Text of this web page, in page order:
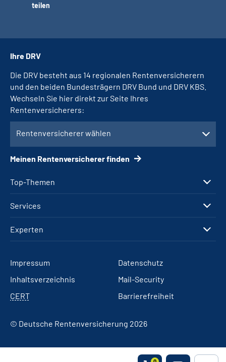
teilen
Top-Themen
Services
Experten
Ihre DRV
Die DRV besteht aus 14 regionalen Rentenversicherern
und den beiden Bundesträgern DRV Bund und DRV KBS.
Wechseln Sie hier direkt zur Seite Ihres
Rentenversicherers:
Rentenversicherer wählen
Meinen Rentenversicherer finden
Impressum
Datenschutz
Inhaltsverzeichnis
Mail-Security
CERT
Barrierefreiheit
© Deutsche Rentenversicherung 2026